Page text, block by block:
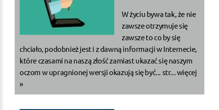
W życiu bywa tak, że nie
zawsze otrzymuje się
zawsze to co by się
chciało, podobnież jest i z dawną informacji w Internecie,
które czasami na naszą złość zamiast ukazać się naszym
oczom w upragnionej wersji okazują się być... str... więcej
»